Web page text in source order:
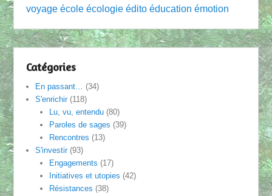
voyage école écologie édito éducation émotion
Catégories
En passant… (34)
S'enrichir(118)
Lu, vu, entendu(80)
Paroles de sages (39)
Rencontres (13)
S'investir(93)
Engagements (17)
Initiatives et utopies (42)
Résistances (38)